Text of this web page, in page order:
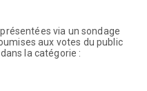
via un sondage
aux votes du public
la catégorie :